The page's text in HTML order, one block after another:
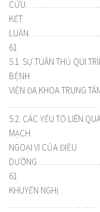
KẾT
61
5.1. SỰ TUÂN THỦ QUI
BỆNH
VIỆN ĐA KHOA TRUNG
5.2. CÁC YẾU TỐ LIÊN
MẠCH
NGOẠI VI CỦA ĐIỀU
61
KHUYẾN NGHỊ